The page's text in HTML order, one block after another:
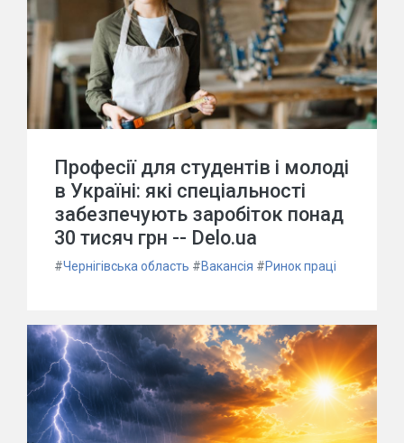
Професії для студентів і молоді
в Україні: які спеціальності
забезпечують заробіток понад
30 тисяч грн -- Delo.ua
#Чернігівська область #Вакансія #Ринок праці